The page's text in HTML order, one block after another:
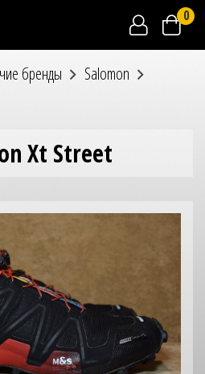
0
бренды
Salomon
Xt Street